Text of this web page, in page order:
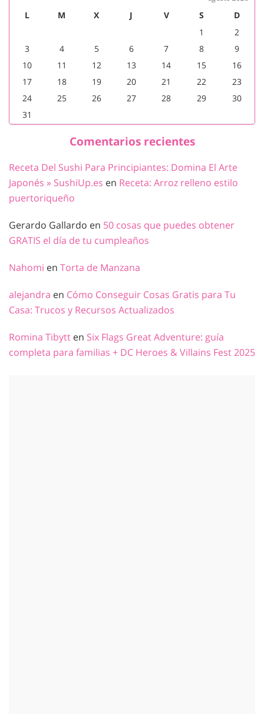
L M X J V S
D
1
2
3
4 5 6 7 8
9
10
11 12 13 14 15
16
17
18 19 20 21 22
23
24
25 26 27 28 29
30
31
Comentarios recientes
Receta Del Sushi Para Principiantes: Domina El Arte
Japonés » SushiUp.es en Receta: Arroz relleno estilo
puertoriqueño
Gerardo Gallardo en 50 cosas que puedes obtener
GRATIS el día de tu cumpleaños
Nahomi en Torta de Manzana
alejandra en Cómo Conseguir Cosas Gratis para Tu
Casa: Trucos y Recursos Actualizados
Romina Tibytt en Six Flags Great Adventure: guía
completa para familias + DC Heroes & Villains Fest 2025